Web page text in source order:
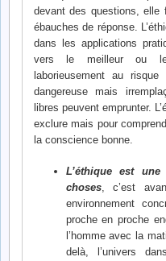
devant des questions, elle
ébauches de réponse.
dans les applications
vers le meilleur ou
laborieusement au risque
dangereuse mais
libres peuvent emprunter.
exclure mais pour
la conscience bonne.
L’éthique est
choses, c’est
environnement
proche en proche
l’homme avec la
delà, l’univers